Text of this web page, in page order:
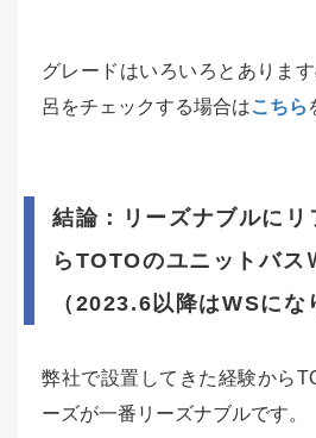
グレードはいろいろとありま
呂をチェックする場合はこちら
結論：リーズナブルにリ
らTOTOのユニットバス
（2023.6以降はWSにな
弊社で設置してきた経験から
ーズが一番リーズナブルです。